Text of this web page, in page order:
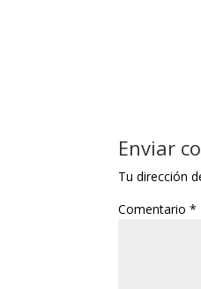
Enviar
Tu dirección
Comentario*